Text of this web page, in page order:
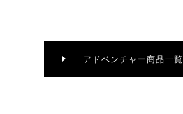
アドベンチャー商品一覧